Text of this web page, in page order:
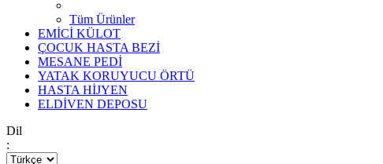
Tüm Ürünler
EMİCİ KÜLOT
ÇOCUK HASTA BEZİ
MESANE PEDİ
YATAK KORUYUCU ÖRTÜ
HASTA HİJYEN
ELDİVEN DEPOSU
Dil
: